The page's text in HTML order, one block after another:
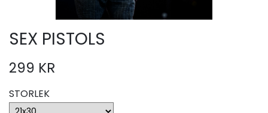
SEX PISTOLS
299 KR
STORLEK